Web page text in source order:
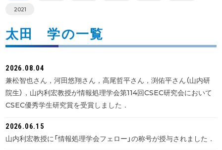
2021
太田 学の一覧
2026.08.04
兼松智也さん，河田悠翔さん，高尾哲平さん，渕佑平さん（山内研
院生），山内利宏教授が情報処理学会第114回CSEC研究会において
CSEC優秀学生研究賞を受賞しました．
2026.06.15
山内利宏教授に「情報処理学会フェロー」の称号が授与されました．